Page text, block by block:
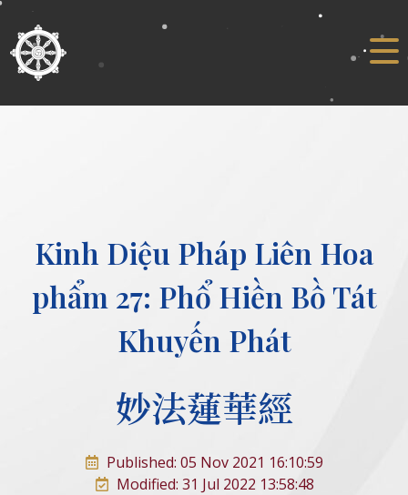
Kinh Diệu Pháp Liên Hoa
phẩm 27: Phổ Hiền Bồ Tát
Khuyến Phát
妙法蓮華經
Published: 05 Nov 2021 16:10:59
Modified: 31 Jul 2022 13:58:48